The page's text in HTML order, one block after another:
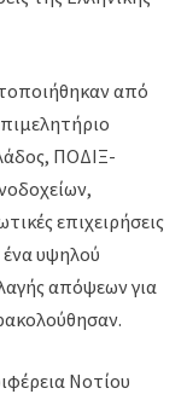
από
ΠΟΔΙΞ-
επιχειρήσεις
υψηλού
απόψεων για
Νοτίου